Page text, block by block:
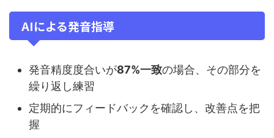
AIによる発音指導
発音精度度合いが87%一致の場合、その部分を
繰り返し練習
定期的にフィードバックを確認し、改善点を把
握